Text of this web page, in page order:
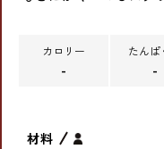
カロリー
-
たんぱ
-
材料